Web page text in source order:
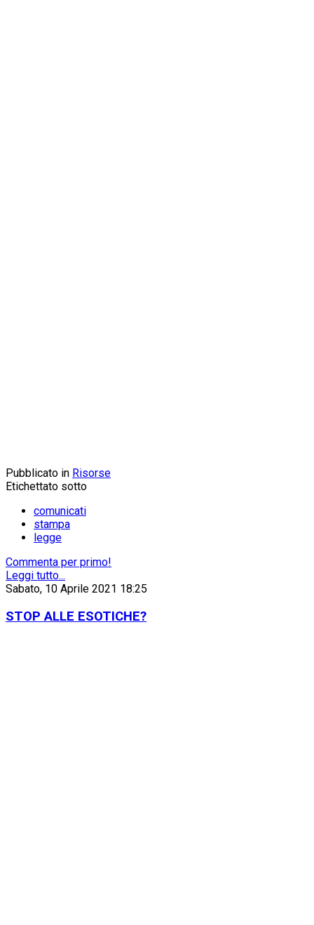
Pubblicato in Risorse
Etichettato sotto
comunicati
stampa
legge
Commenta per primo!
Leggi tutto...
Sabato, 10 Aprile 2021 18:25
STOP ALLE ESOTICHE?